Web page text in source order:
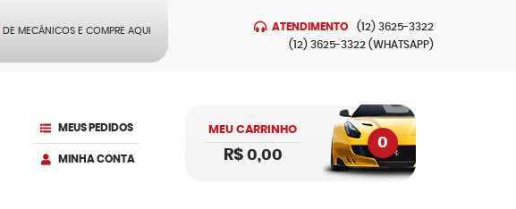
DE MECÂNICOS E COMPRE AQUI ATENDIMENTO (12) 3625-3322
(12) 3625-3322 (WHATSAPP)
MEUS PEDIDOS
MINHA CONTA
MEU CARRINHO
0
R$ 0,00